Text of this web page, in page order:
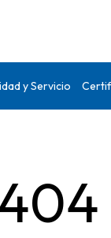
y Servicio